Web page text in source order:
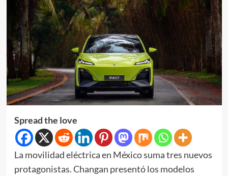
Spread the love
La movilidad eléctrica en México suma tres nuevos
protagonistas. Changan presentó los modelos